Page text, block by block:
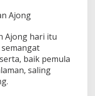
Ajong
Ajong hari itu
baik pemula
saling